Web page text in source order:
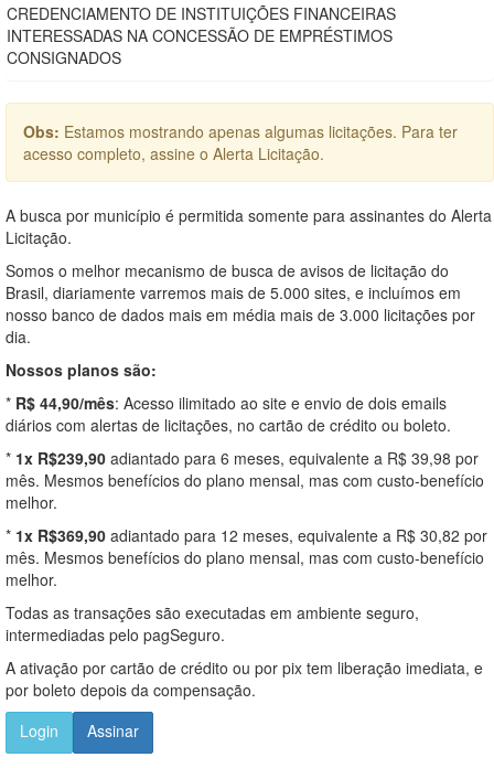
CREDENCIAMENTO DE INSTITUIÇÕES FINANCEIRAS
INTERESSADAS NA CONCESSÃO DE EMPRÉSTIMOS
CONSIGNADOS
Obs: Estamos mostrando apenas algumas licitações. Para ter
acesso completo, assine o Alerta Licitação.
A busca por município é permitida somente para assinantes do Alerta
Licitação.
Somos o melhor mecanismo de busca de avisos de licitação do
Brasil, diariamente varremos mais de 5.000 sites, e incluímos em
nosso banco de dados mais em média mais de 3.000 licitações por
dia.
Nossos planos são:
* R$ 44,90/mês: Acesso ilimitado ao site e envio de dois emails
diários com alertas de licitações, no cartão de crédito ou boleto.
* 1x R$239,90 adiantado para 6 meses, equivalente a R$ 39,98 por
mês. Mesmos benefícios do plano mensal, mas com custo-benefício
melhor.
* 1x R$369,90 adiantado para 12 meses, equivalente a R$ 30,82 por
mês. Mesmos benefícios do plano mensal, mas com custo-benefício
melhor.
Todas as transações são executadas em ambiente seguro,
intermediadas pelo pagSeguro.
A ativação por cartão de crédito ou por pix tem liberação imediata, e
por boleto depois da compensação.
Login
Assinar